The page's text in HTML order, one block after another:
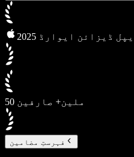
ایپل ڈیزائن ایوارڈ
50 ملین+ صارفین
فہرستِ مضامین